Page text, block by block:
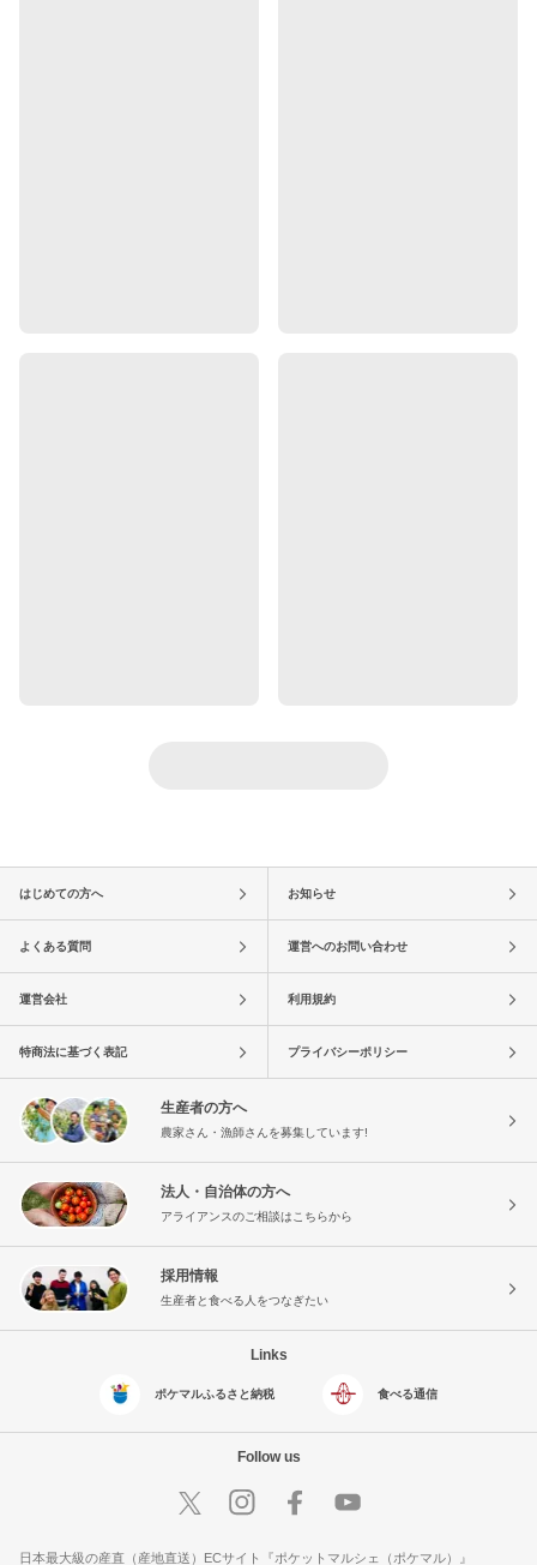
はじめての方へ お知らせ
よくある質問 運営へのお問い合わせ
運営会社 利用規約
特商法に基づく表記 プライバシーポリシー
生産者の方へ
農家さん・漁師さんを募集しています!
法人・自治体の方へ
アライアンスのご相談はこちらから
採用情報
生産者と食べる人をつなぎたい
Links
ポケマルふるさと納税 食べる通信
Follow us
日本最大級の産直（産地直送）ECサイト『ポケットマルシェ（ポケマル）』